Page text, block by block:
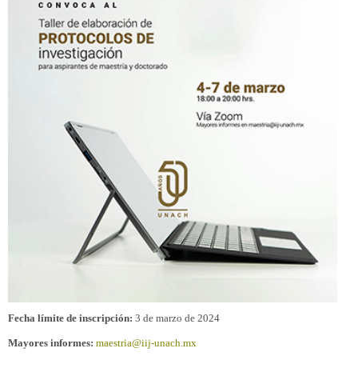
Fecha límite de inscripción: 3 de marzo de 2024
Mayores informes: maestria@iij-unach.mx